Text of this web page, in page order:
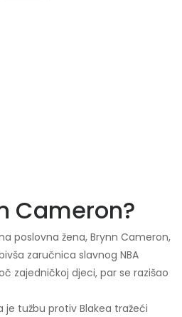
Cameron?
poslovna žena, Brynn Cameron,
zaručnica slavnog NBA
zajedničkoj djeci, par se razišao
je tužbu protiv Blakea tražeći